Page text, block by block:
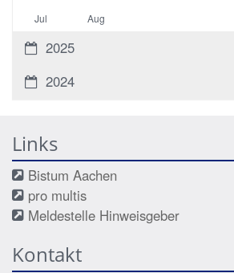
Jul
Aug
2025
2024
Links
Bistum Aachen
pro multis
Meldestelle Hinweisgeber
Kontakt